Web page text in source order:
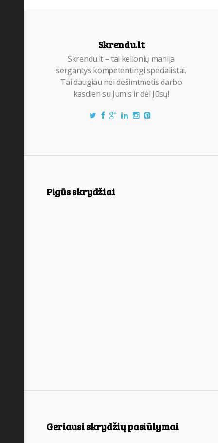
Skrendu.lt
Skrendu.lt – tai kelionių manija
sergantys kompetentingi specialistai.
Tai daugiau nei dešimtmetis darbo
kasdien su Jumis ir dėl Jūsų!
Pigūs skrydžiai
Geriausi skrydžių pasiūlymai